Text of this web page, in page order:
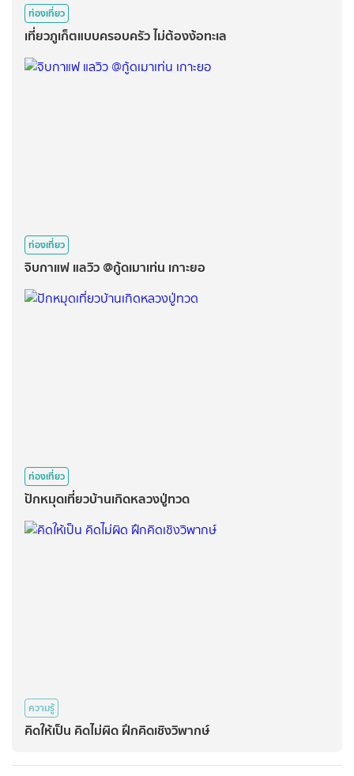
ท่องเที่ยว
เที่ยวภูเก็ตแบบครอบครัว ไม่ต้องง้อทะเล
ท่องเที่ยว
จิบกาแฟ แลวิว @กู้ดเมาเท่น เกาะยอ
ท่องเที่ยว
ปักหมุดเที่ยวบ้านเกิดหลวงปู่ทวด
ความรู้
คิดให้เป็น คิดไม่ผิด ฝึกคิดเชิงวิพากษ์